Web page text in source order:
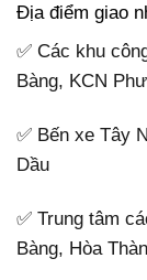
Địa điểm giao
✅ Các khu
Bàng, KCN
✅ Bến xe Tây
Dầu
✅ Trung tâm
Bàng, Hòa